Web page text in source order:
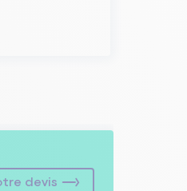
devis